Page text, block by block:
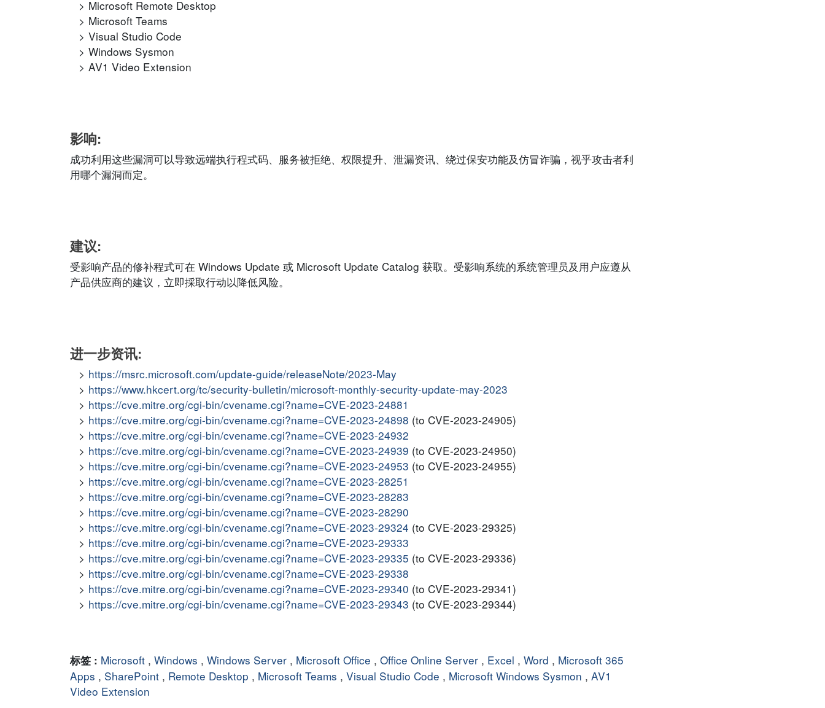
Microsoft Remote Desktop
Microsoft Teams
Visual Studio Code
Windows Sysmon
AV1 Video Extension
影响:
成功利用这些漏洞可以导致远端执行程式码、服务被拒绝、权限提升、泄漏资讯、绕过保安功能及仿冒诈骗，视乎攻击者利
用哪个漏洞而定。
建议:
受影响产品的修补程式可在 Windows Update 或 Microsoft Update Catalog 获取。受影响系统的系统管理员及用户应遵从
产品供应商的建议，立即採取行动以降低风险。
进一步资讯:
https://msrc.microsoft.com/update-guide/releaseNote/2023-May
https://www.hkcert.org/tc/security-bulletin/microsoft-monthly-security-update-may-2023
https://cve.mitre.org/cgi-bin/cvename.cgi?name=CVE-2023-24881
https://cve.mitre.org/cgi-bin/cvename.cgi?name=CVE-2023-24898 (to CVE-2023-24905)
https://cve.mitre.org/cgi-bin/cvename.cgi?name=CVE-2023-24932
https://cve.mitre.org/cgi-bin/cvename.cgi?name=CVE-2023-24939 (to CVE-2023-24950)
https://cve.mitre.org/cgi-bin/cvename.cgi?name=CVE-2023-24953 (to CVE-2023-24955)
https://cve.mitre.org/cgi-bin/cvename.cgi?name=CVE-2023-28251
https://cve.mitre.org/cgi-bin/cvename.cgi?name=CVE-2023-28283
https://cve.mitre.org/cgi-bin/cvename.cgi?name=CVE-2023-28290
https://cve.mitre.org/cgi-bin/cvename.cgi?name=CVE-2023-29324 (to CVE-2023-29325)
https://cve.mitre.org/cgi-bin/cvename.cgi?name=CVE-2023-29333
https://cve.mitre.org/cgi-bin/cvename.cgi?name=CVE-2023-29335 (to CVE-2023-29336)
https://cve.mitre.org/cgi-bin/cvename.cgi?name=CVE-2023-29338
https://cve.mitre.org/cgi-bin/cvename.cgi?name=CVE-2023-29340 (to CVE-2023-29341)
https://cve.mitre.org/cgi-bin/cvename.cgi?name=CVE-2023-29343 (to CVE-2023-29344)
标签 : Microsoft , Windows , Windows Server , Microsoft Office , Office Online Server , Excel , Word , Microsoft 365
Apps , SharePoint , Remote Desktop , Microsoft Teams , Visual Studio Code , Microsoft Windows Sysmon , AV1
Video Extension